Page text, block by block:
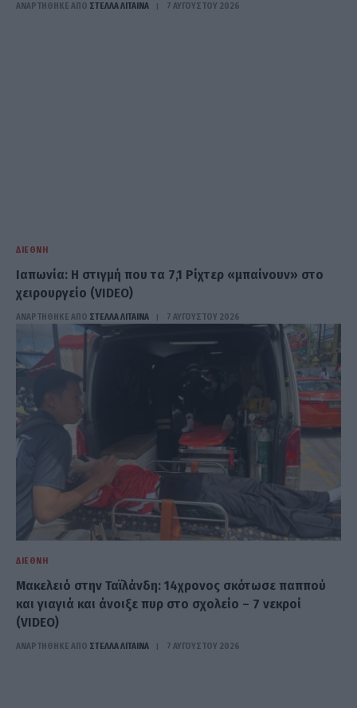
ΑΝΑΡΤΗΘΗΚΕ ΑΠΟ ΣΤΈΛΛΑ ΛΊΤΑΙΝΑ 7 ΑΥΓΟΎΣΤΟΥ 2026
ΔΙΕΘΝΉ
Ιαπωνία: Η στιγμή που τα 7,1 Ρίχτερ «μπαίνουν» στο
χειρουργείο (VIDEO)
ΑΝΑΡΤΗΘΗΚΕ ΑΠΟ ΣΤΈΛΛΑ ΛΊΤΑΙΝΑ 7 ΑΥΓΟΎΣΤΟΥ 2026
ΔΙΕΘΝΉ
Μακελειό στην Ταϊλάνδη: 14χρονος σκότωσε παππού
και γιαγιά και άνοιξε πυρ στο σχολείο – 7 νεκροί
(VIDEO)
ΑΝΑΡΤΗΘΗΚΕ ΑΠΟ ΣΤΈΛΛΑ ΛΊΤΑΙΝΑ 7 ΑΥΓΟΎΣΤΟΥ 2026